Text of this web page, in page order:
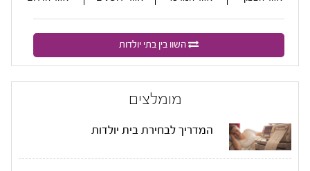
השוו בין בתי יולדות
מומלצים
המדריך לבחירת בית יולדות